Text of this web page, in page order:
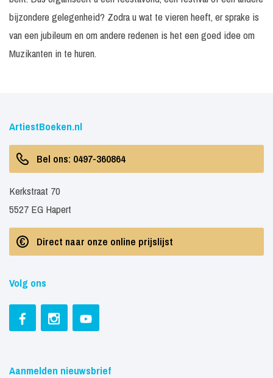
bijzondere gelegenheid? Zodra u wat te vieren heeft, er sprake is
van een jubileum en om andere redenen is het een goed idee om
Muzikanten in te huren.
ArtiestBoeken.nl
Bel ons: 0497-360864
Kerkstraat 70
5527 EG Hapert
Direct naar onze online prijslijst
Volg ons
Aanmelden nieuwsbrief